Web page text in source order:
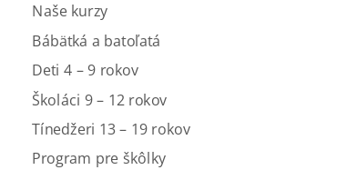
Naše kurzy
Bábätká a batoľatá
Deti 4 – 9 rokov
Školáci 9 – 12 rokov
Tínedžeri 13 – 19 rokov
Program pre škôlky